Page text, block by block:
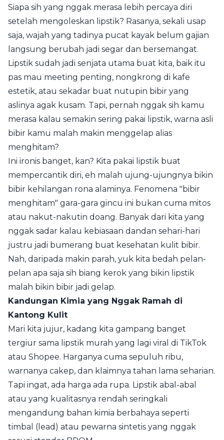
Siapa sih yang nggak merasa lebih percaya diri
setelah mengoleskan lipstik? Rasanya, sekali usap
saja, wajah yang tadinya pucat kayak belum gajian
langsung berubah jadi segar dan bersemangat.
Lipstik sudah jadi senjata utama buat kita, baik itu
pas mau meeting penting, nongkrong di kafe
estetik, atau sekadar buat nutupin bibir yang
aslinya agak kusam. Tapi, pernah nggak sih kamu
merasa kalau semakin sering pakai lipstik, warna asli
bibir kamu malah makin menggelap alias
menghitam?
Ini ironis banget, kan? Kita pakai lipstik buat
mempercantik diri, eh malah ujung-ujungnya bikin
bibir kehilangan rona alaminya. Fenomena "bibir
menghitam" gara-gara gincu ini bukan cuma mitos
atau nakut-nakutin doang. Banyak dari kita yang
nggak sadar kalau kebiasaan dandan sehari-hari
justru jadi bumerang buat kesehatan kulit bibir.
Nah, daripada makin parah, yuk kita bedah pelan-
pelan apa saja sih biang kerok yang bikin lipstik
malah bikin bibir jadi gelap.
Kandungan Kimia yang Nggak Ramah di
Kantong Kulit
Mari kita jujur, kadang kita gampang banget
tergiur sama lipstik murah yang lagi viral di TikTok
atau Shopee. Harganya cuma sepuluh ribu,
warnanya cakep, dan klaimnya tahan lama seharian.
Tapi ingat, ada harga ada rupa. Lipstik abal-abal
atau yang kualitasnya rendah seringkali
mengandung bahan kimia berbahaya seperti
timbal (lead) atau pewarna sintetis yang nggak